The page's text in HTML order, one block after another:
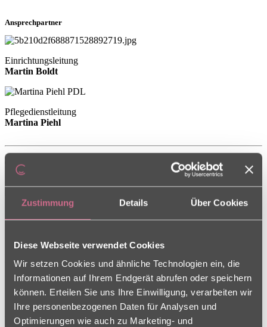
Zustimmung Details Über Cookies
Diese Webseite verwendet Cookies
Wir setzen Cookies und ähnliche Technologien ein, die
Informationen auf Ihrem Endgerät abrufen oder speichern
können. Erteilen Sie uns Ihre Einwilligung, verarbeiten wir
Ihre personenbezogenen Daten für Analysen und
Optimierungen wie auch zu Marketing- und
Ansprechpartner
Einrichtungsleitung
Martin Boldt
Pflegedienstleitung
Martina Piehl
Teamevent und Mitarbeiterehrung
„wir rocken das Gemeindehaus“ gab es ordentlich
was zu feiern – und das nicht zu knapp!
Gleich zwei Jubiläen standen auf dem Programm:
Bianca Schlack ( Pflegefachkraft ) hält es bereits